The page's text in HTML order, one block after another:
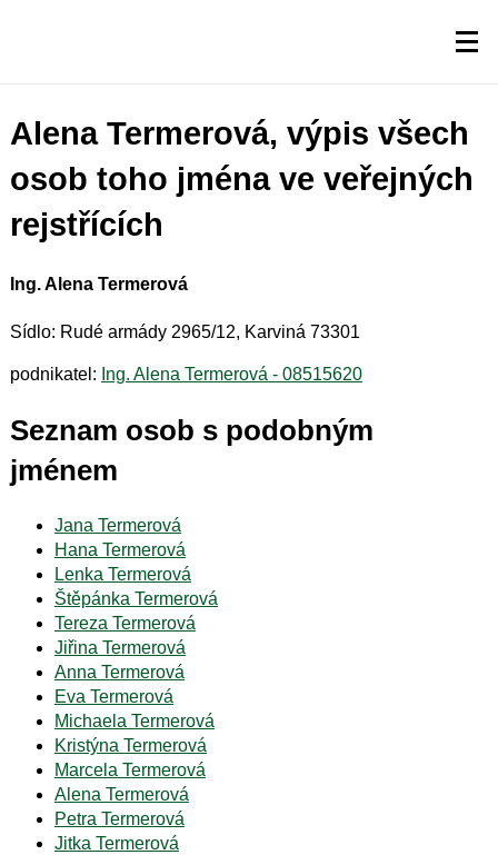
Alena Termerová, výpis všech
osob toho jména ve veřejných
rejstřících
Ing. Alena Termerová
Sídlo: Rudé armády 2965/12, Karviná 73301
podnikatel: Ing. Alena Termerová - 08515620
Seznam osob s podobným
jménem
Jana Termerová
Hana Termerová
Lenka Termerová
Štěpánka Termerová
Tereza Termerová
Jiřina Termerová
Anna Termerová
Eva Termerová
Michaela Termerová
Kristýna Termerová
Marcela Termerová
Alena Termerová
Petra Termerová
Jitka Termerová